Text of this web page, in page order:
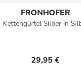
FRONHOFER
Kettengürtel Silber in
29,95 €